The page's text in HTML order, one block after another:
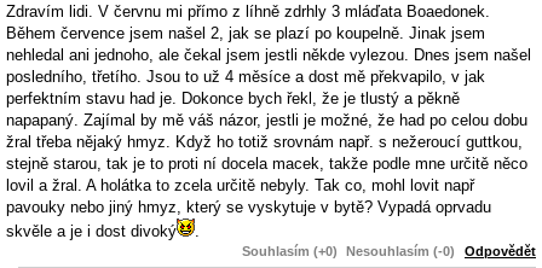
Zdravím lidi. V červnu mi přímo z líhně zdrhly 3 mláďata Boaedonek.
Během července jsem našel 2, jak se plazí po koupelně. Jinak jsem
nehledal ani jednoho, ale čekal jsem jestli někde vylezou. Dnes jsem našel
posledního, třetího. Jsou to už 4 měsíce a dost mě překvapilo, v jak
perfektním stavu had je. Dokonce bych řekl, že je tlustý a pěkně
napapaný. Zajímal by mě váš názor, jestli je možné, že had po celou dobu
žral třeba nějaký hmyz. Když ho totiž srovnám např. s nežeroucí guttkou,
stejně starou, tak je to proti ní docela macek, takže podle mne určitě něco
lovil a žral. A holátka to zcela určitě nebyly. Tak co, mohl lovit např
pavouky nebo jiný hmyz, který se vyskytuje v bytě? Vypadá oprvadu
skvěle a je i dost divoký
Souhlasím (+0) Nesouhlasím (-0) Odpovědět